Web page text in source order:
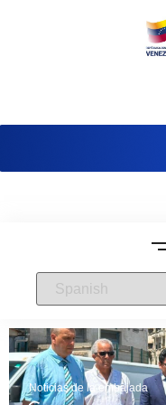
Noticias de la embajada